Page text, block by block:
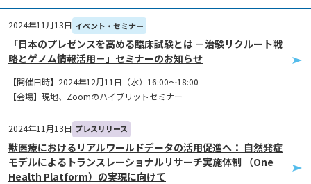
2024年11月13日 イベント・セミナー
「日本のプレゼンスを高める臨床試験とは －治験リクルート戦
略とゲノム情報活用－」セミナーのお知らせ
【開催日時】2024年12月11日（水）16:00～18:00
【会場】現地、Zoomのハイブリットセミナー
2024年11月13日 プレスリリース
獣医療におけるリアルワールドデータの活用促進へ： 自然発症
モデルによるトランスレーショナルリサーチ実施体制 （One
Health Platform）の実現に向けて